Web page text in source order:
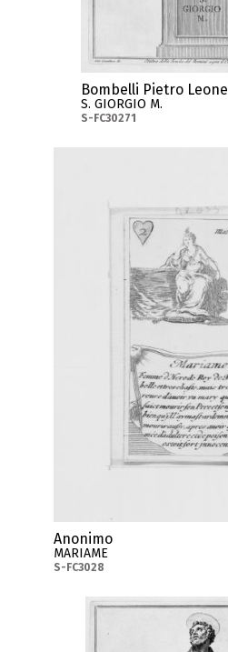
Bombelli Pietro Leone
S. GIORGIO M.
S-FC30271
Anonimo
MARIAME
S-FC3028